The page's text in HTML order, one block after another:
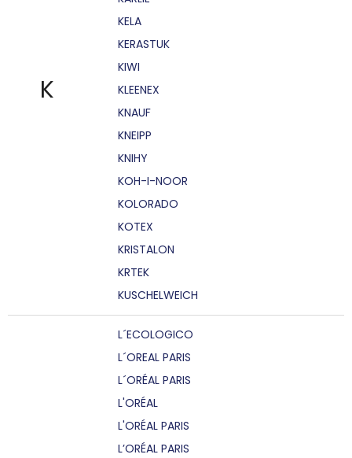
K
KELA
KERASTUK
KIWI
KLEENEX
KNAUF
KNEIPP
KNIHY
KOH-I-NOOR
KOLORADO
KOTEX
KRISTALON
KRTEK
KUSCHELWEICH
L´ECOLOGICO
L´OREAL PARIS
L´ORÉAL PARIS
L'ORÉAL
L'ORÉAL PARIS
L’ORÉAL PARIS